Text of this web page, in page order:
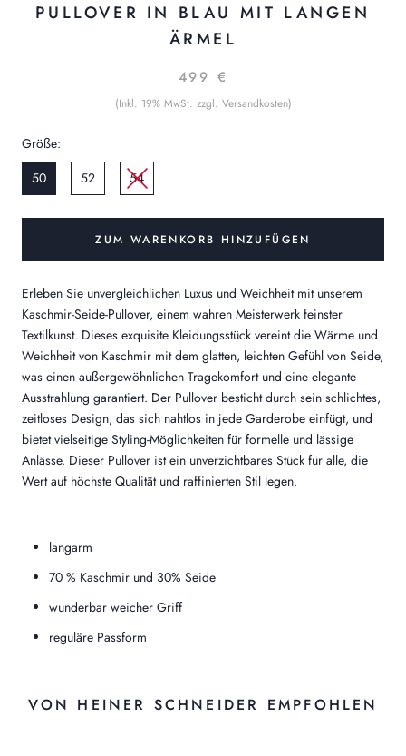
PULLOVER IN BLAU MIT LANGEN
ÄRMEL
499 €
(Inkl. 19% MwSt. zzgl. Versandkosten)
Größe:
50
52 54
ZUM WARENKORB HINZUFÜGEN
Erleben Sie unvergleichlichen Luxus und Weichheit mit unserem
Kaschmir-Seide-Pullover, einem wahren Meisterwerk feinster
Textilkunst. Dieses exquisite Kleidungsstück vereint die Wärme und
Weichheit von Kaschmir mit dem glatten, leichten Gefühl von Seide,
was einen außergewöhnlichen Tragekomfort und eine elegante
Ausstrahlung garantiert. Der Pullover besticht durch sein schlichtes,
zeitloses Design, das sich nahtlos in jede Garderobe einfügt, und
bietet vielseitige Styling-Möglichkeiten für formelle und lässige
Anlässe. Dieser Pullover ist ein unverzichtbares Stück für alle, die
Wert auf höchste Qualität und raffinierten Stil legen.
langarm
70 % Kaschmir und 30% Seide
wunderbar weicher Griff
reguläre Passform
VON HEINER SCHNEIDER EMPFOHLEN